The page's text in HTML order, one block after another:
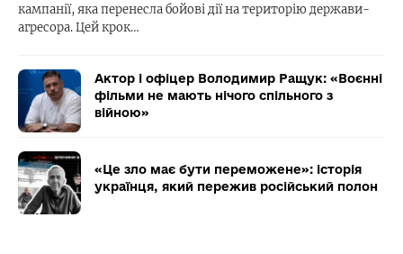
кампанії, яка перенесла бойові дії на територію держави-
агресора. Цей крок…
Актор і офіцер Володимир Ращук: «Воєнні
фільми не мають нічого спільного з
війною»
«Це зло має бути переможене»: історія
українця, який пережив російський полон